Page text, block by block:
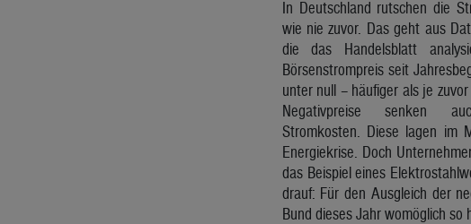
In Deutschland rutschen die
wie nie zuvor. Das geht aus
die das Handelsblatt
Börsenstrompreis seit
unter null – häufiger als je
Negativpreise senken
Stromkosten. Diese lagen im
Energiekrise. Doch
das Beispiel eines
drauf: Für den Ausgleich der
Bund dieses Jahr womöglich so